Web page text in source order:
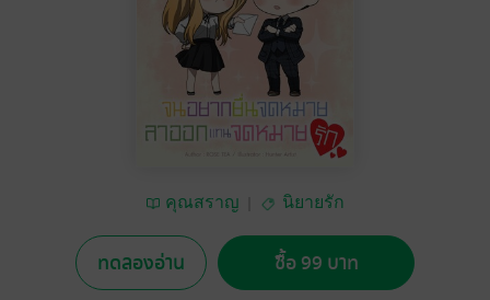
คุณสราญ นิยายรัก
ทดลองอ่าน ซื้อ 99 บาท